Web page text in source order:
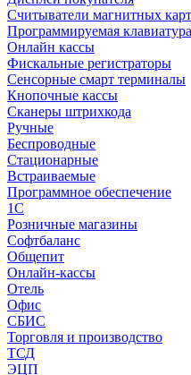
Считыватели магнитных карт
Программируемая клавиатура
Онлайн кассы
Фискальные регистраторы
Сенсорные смарт терминалы
Кнопочные кассы
Сканеры штрихкода
Ручные
Беспроводные
Стационарные
Встраиваемые
Программное обеспечение
1С
Розничные магазины
Софтбаланс
Общепит
Онлайн-кассы
Отель
Офис
СБИС
Торговля и производство
ТСД
ЭЦП